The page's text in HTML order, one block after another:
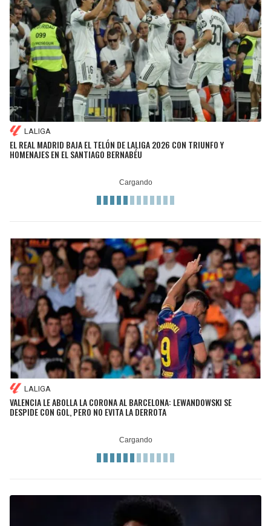
LALIGA
EL REAL MADRID BAJA EL TELÓN DE LALIGA 2026 CON TRIUNFO Y
HOMENAJES EN EL SANTIAGO BERNABÉU
LALIGA
VALENCIA LE ABOLLA LA CORONA AL BARCELONA: LEWANDOWSKI SE
DESPIDE CON GOL, PERO NO EVITA LA DERROTA